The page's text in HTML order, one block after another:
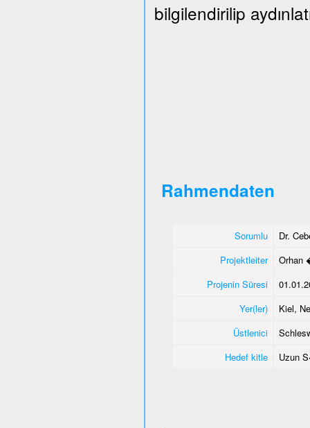
bilgilendirilip
Rahmendaten
Sorumlu
Dr.
Projektleiter
Orhan
Projenin Süresi
Yer(ler)
Kiel,
Üstlenici
Hedef kitle
Uzun